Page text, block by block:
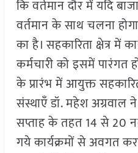
कि वर्तमान दौर में यदि
वर्तमान के साथ चलना
का है। सहकारिता क्षेत्र में
कर्मचारी को इसमें पारंगत
के प्रारंभ में आयुक्त
संस्थाएँ डॉ. महेश अग्रवाल
सप्ताह के तहत 14 से 20
गये कार्यक्रमों से अवगत